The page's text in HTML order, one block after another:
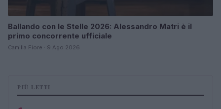
Ballando con le Stelle 2026: Alessandro Matri è il
primo concorrente ufficiale
Camilla Fiore · 9 Ago 2026
PIÙ LETTI